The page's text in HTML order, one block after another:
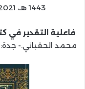
1443 هـ، 2021 م (بحث مكمل للماجستير).
فاعلية التقدير في
محمد الحقباني.- جدة: تكوين للنشر،